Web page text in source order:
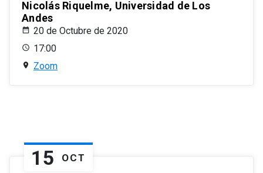
Nicolás Riquelme, Universidad de Los
Andes
20 de Octubre de 2020
17:00
Zoom
15 OCT